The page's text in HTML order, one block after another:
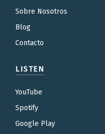
Sobre Nosotros
Blog
Contacto
LISTEN
YouTube
Spotify
Google Play